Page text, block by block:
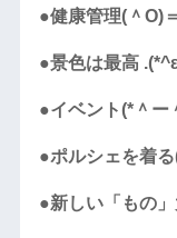
●健康管理(＾O)
●景色は最高
●イベント(*＾ー
●ポルシェを着る
●新しい「もの